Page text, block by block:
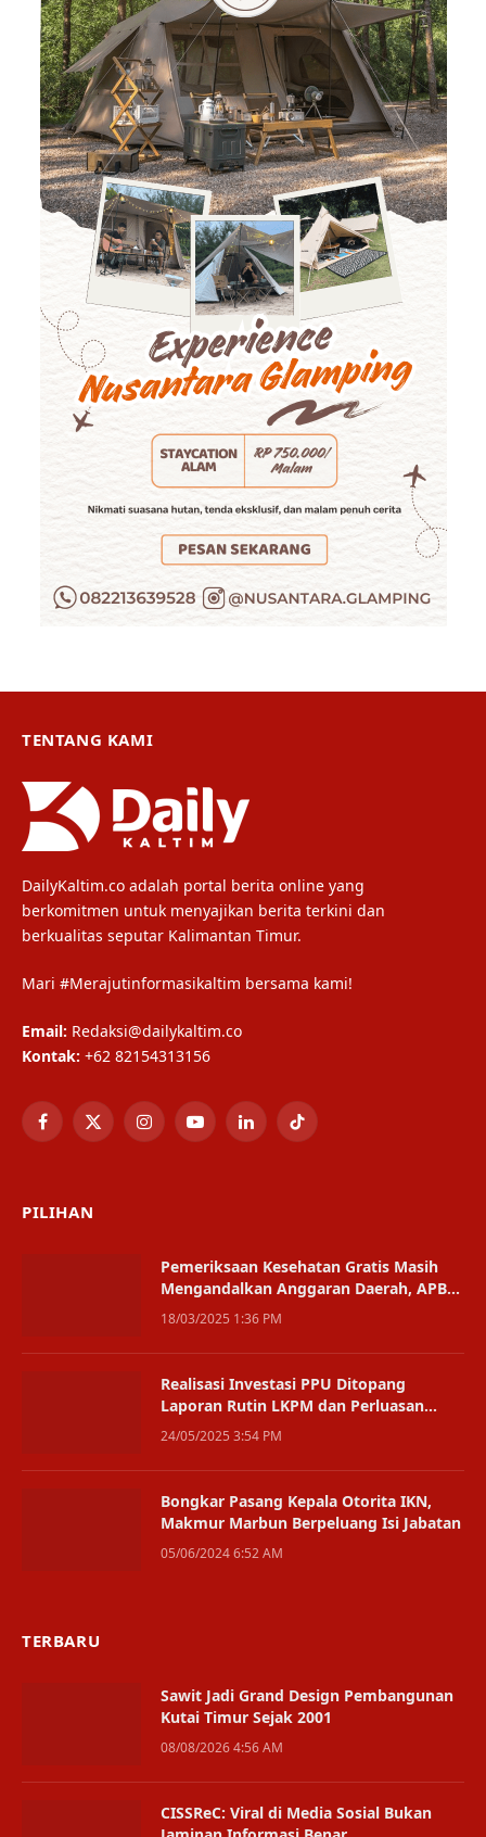
TENTANG KAMI
DailyKaltim.co adalah portal berita online yang
berkomitmen untuk menyajikan berita terkini dan
berkualitas seputar Kalimantan Timur.
Mari #Merajutinformasikaltim bersama kami!
Email: Redaksi@dailykaltim.co
Kontak: +62 82154313156
Facebook
X
InstagramYouTubeLinkedInTikTok
PILIHAN
Pemeriksaan Kesehatan Gratis Masih
Mengandalkan Anggaran Daerah, APBN
Belum Turun
18/03/2025 1:36 PM
Realisasi Investasi PPU Ditopang
Laporan Rutin LKPM dan Perluasan
Usaha
24/05/2025 3:54 PM
Bongkar Pasang Kepala Otorita IKN,
Makmur Marbun Berpeluang Isi Jabatan
05/06/2024 6:52 AM
TERBARU
Sawit Jadi Grand Design Pembangunan
Kutai Timur Sejak 2001
08/08/2026 4:56 AM
CISSReC: Viral di Media Sosial Bukan